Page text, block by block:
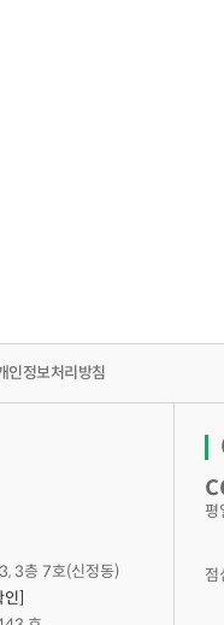
인정보처리방침
3층 7호(신정동)
인]
평